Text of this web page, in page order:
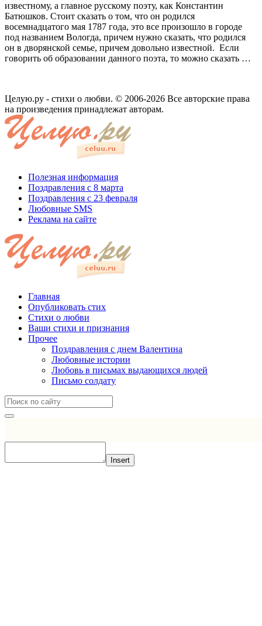
известному, а главное русскому поэту, как Константин
Батюшков. Стоит сказать о том, что он родился
восемнадцатого мая 1787 года, это все произошло в городе
под названием Вологда, причем нужно сказать, что родился
он в дворянской семье, причем довольно известной. Если
говорить об образовании данного поэта, то можно сказать …
Целую.ру - стихи о любви. © 2006-2026 Все авторские права
на произведения принадлежат авторам.
Полезная информация
Поздравления с 8 марта
Поздравления с 23 февраля
Любовные SMS
Реклама на сайте
Главная
Опубликовать стих
Стихи о любви
Ваши стихи и признания
Прочее
Поздравления с днем Валентина
Любовные истории
Любовь в письмах выдающихся людей
Письмо солдату
Insert